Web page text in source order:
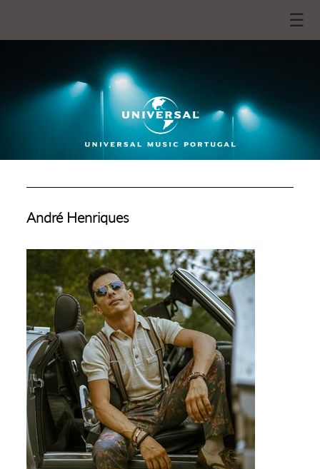
☰
André Henriques